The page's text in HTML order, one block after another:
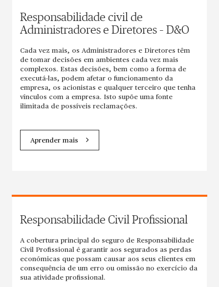
Responsabilidade civil de
Administradores e Diretores – D&O
Cada vez mais, os Administradores e Diretores têm
de tomar decisões em ambientes cada vez mais
complexos. Estas decisões, bem como a forma de
executá-las, podem afetar o funcionamento da
empresa, os acionistas e qualquer terceiro que tenha
vínculos com a empresa. Isto supõe uma fonte
ilimitada de possíveis reclamações.
Aprender mais
Responsabilidade Civil Profissional
A cobertura principal do seguro de Responsabilidade
Civil Profissional é garantir aos segurados as perdas
económicas que possam causar aos seus clientes em
consequência de um erro ou omissão no exercício da
sua atividade profissional.